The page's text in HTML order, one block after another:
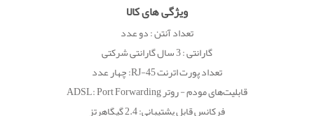
ویژگی های کالا
تعداد آنتن : دو عدد
گارانتی : 3 سال گارانتی شرکتی
تعداد پورت اترنت RJ-45: چهار عدد
قابلیت‌های مودم - روتر ADSL: Port Forwarding
فرکانس قابل پشتیبانی: 2.4 گیگاهرتز